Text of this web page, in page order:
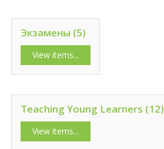
Экзамены (5)
View items...
Teaching Young Learners (12)
View items...